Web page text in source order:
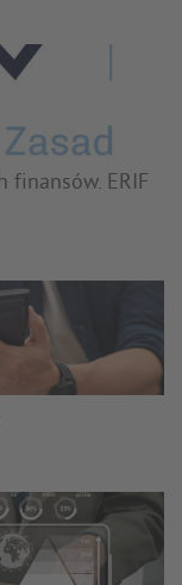
finansów. ERIF